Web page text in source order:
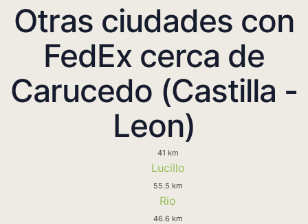
Otras ciudades con
FedEx cerca de
Carucedo (Castilla -
Leon)
41 km
Lucillo
55.5 km
Rio
46.6 km